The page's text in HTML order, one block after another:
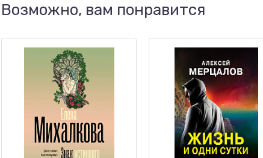
Возможно, вам понравится